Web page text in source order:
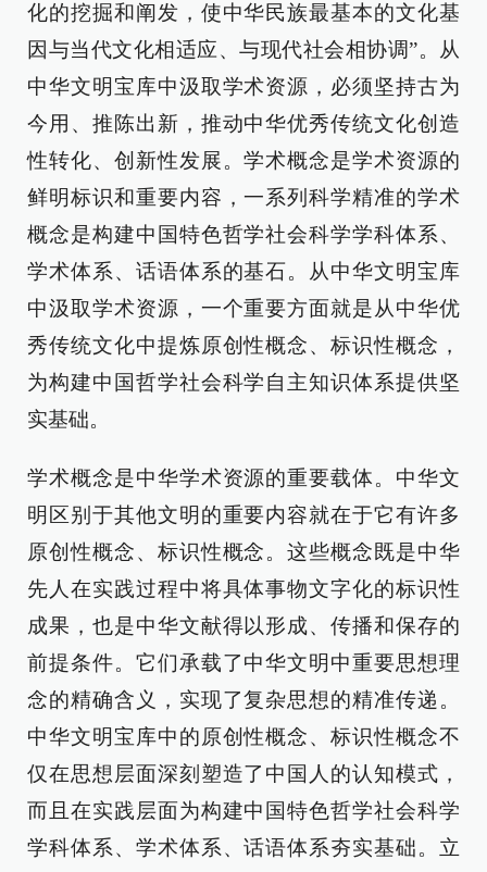
化的挖掘和阐发，使中华民族最基本的文化基
因与当代文化相适应、与现代社会相协调”。从
中华文明宝库中汲取学术资源，必须坚持古为
今用、推陈出新，推动中华优秀传统文化创造
性转化、创新性发展。学术概念是学术资源的
鲜明标识和重要内容，一系列科学精准的学术
概念是构建中国特色哲学社会科学学科体系、
学术体系、话语体系的基石。从中华文明宝库
中汲取学术资源，一个重要方面就是从中华优
秀传统文化中提炼原创性概念、标识性概念，
为构建中国哲学社会科学自主知识体系提供坚
实基础。
学术概念是中华学术资源的重要载体。中华文
明区别于其他文明的重要内容就在于它有许多
原创性概念、标识性概念。这些概念既是中华
先人在实践过程中将具体事物文字化的标识性
成果，也是中华文献得以形成、传播和保存的
前提条件。它们承载了中华文明中重要思想理
念的精确含义，实现了复杂思想的精准传递。
中华文明宝库中的原创性概念、标识性概念不
仅在思想层面深刻塑造了中国人的认知模式，
而且在实践层面为构建中国特色哲学社会科学
学科体系、学术体系、话语体系夯实基础。立